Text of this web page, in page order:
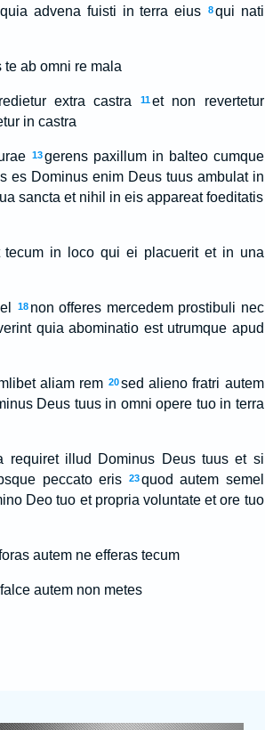
advena fuisti in terra eius 8qui nati
ab omni re mala
extra castra 11et non revertetur
in castra
13gerens paxillum in balteo cumque
es Dominus enim Deus tuus ambulat in
sancta et nihil in eis appareat foeditatis
tecum in loco qui ei placuerit et in una
18 non offeres mercedem prostibuli nec
quia abominatio est utrumque apud
aliam rem 20sed alieno fratri autem
Deus tuus in omni opere tuo in terra
requiret illud Dominus Deus tuus et si
peccato eris 23quod autem semel
Deo tuo et propria voluntate et ore tuo
autem ne efferas tecum
autem non metes